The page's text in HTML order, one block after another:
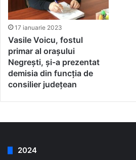
17 ianuarie 2023
Vasile Voicu, fostul
primar al orașului
Negrești, și-a prezentat
demisia din funcția de
consilier județean
2024